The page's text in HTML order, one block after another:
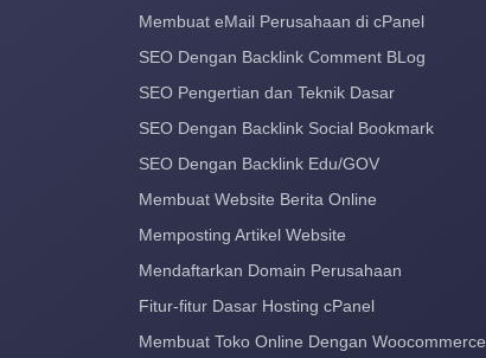
Membuat eMail Perusahaan di cPanel
SEO Dengan Backlink Comment BLog
SEO Pengertian dan Teknik Dasar
SEO Dengan Backlink Social Bookmark
SEO Dengan Backlink Edu/GOV
Membuat Website Berita Online
Memposting Artikel Website
Mendaftarkan Domain Perusahaan
Fitur-fitur Dasar Hosting cPanel
Membuat Toko Online Dengan Woocommerce